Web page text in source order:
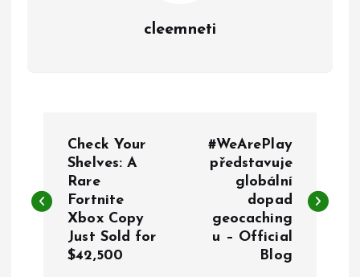
cleemneti
s
Check Your
Shelves: A
Rare
Fortnite
Xbox Copy
Just Sold for
$42,500
#WeArePlay
představuje
globální
dopad
geocaching
u – Official
Blog